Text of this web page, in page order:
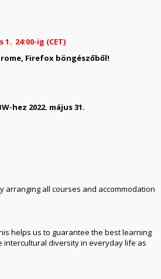
1. 24:00-ig (CET)
Firefox böngészőből!
hez 2022. május 31.
arranging all courses and accommodation
helps us to guarantee the best learning
intercultural diversity in everyday life as